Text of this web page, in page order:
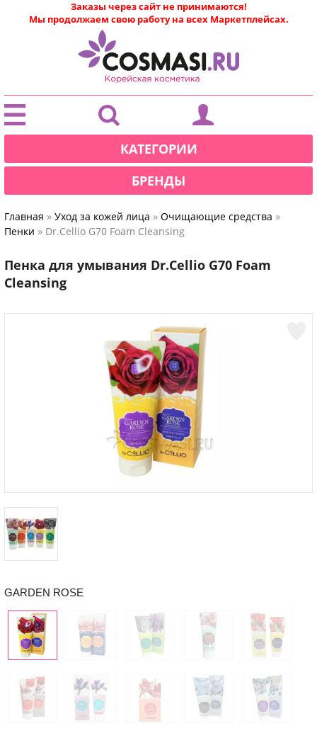
|
Заказы через сайт не принимаются!
Мы продолжаем свою работу на всех Маркетплейсах.
КАТЕГОРИИ
БРЕНДЫ
Главная » Уход за кожей лица » Очищающие средства »
Пенки » Dr.Cellio G70 Foam Cleansing
Пенка для умывания Dr.Cellio G70 Foam
Cleansing
GARDEN ROSE